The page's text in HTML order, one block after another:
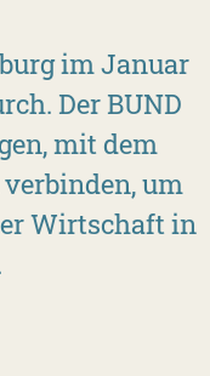
im Januar
Der BUND
mit dem
um
Wirtschaft in